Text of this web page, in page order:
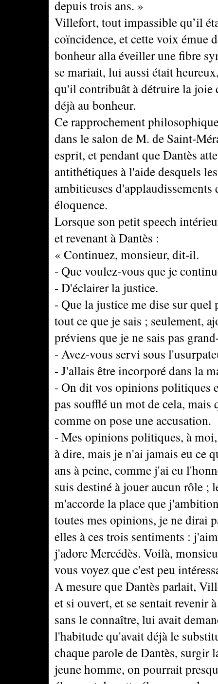
depuis trois ans. »
Villefort, tout impassible qu’il
coïncidence, et cette voix émue
bonheur alla éveiller une fibre
se mariait, lui aussi était
qu'il contribuât à détruire la
déjà au bonheur.
Ce rapprochement
dans le salon de M. de Saint-
esprit, et pendant que Dantès
antithétiques à l'aide desquels
ambitieuses
éloquence.
Lorsque son petit speech
et revenant à Dantès :
« Continuez, monsieur, dit-il.
- Que voulez-vous que je
- D'éclairer la justice.
- Que la justice me dise sur
tout ce que je sais ; seulement,
préviens que je ne sais pas
- Avez-vous servi sous
- J'allais être incorporé dans la
- On dit vos opinions politiques
pas soufflé un mot de cela, mais
comme on pose une accusation.
- Mes opinions politiques, à
à dire, mais je n'ai jamais eu ce
ans à peine, comme j'ai eu
suis destiné à jouer aucun rôle ;
m'accorde la place que
toutes mes opinions, je ne dirai
elles à ces trois sentiments :
j'adore Mercédès. Voilà,
vous voyez que c'est peu
A mesure que Dantès parlait,
et si ouvert, et se sentait revenir
sans le connaître, lui avait
l'habitude qu'avait déjà le
chaque parole de Dantès, surgir
jeune homme, on pourrait